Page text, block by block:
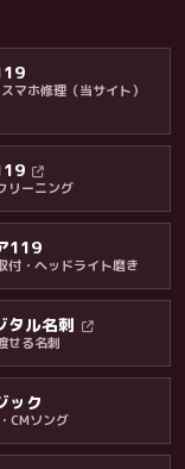
マホ修理（当サイト）
リーニング
119
付・ヘッドライト磨き
タル名刺
せる名刺
ック
CMソング